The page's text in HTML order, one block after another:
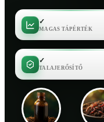
✓
MAGAS TÁPÉRTÉK
✓
TALAJERŐSÍTŐ